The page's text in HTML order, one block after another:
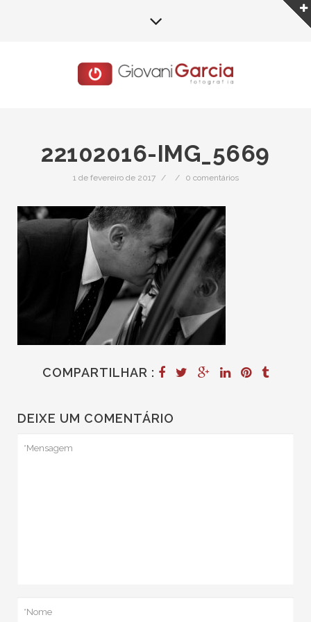
22102016-IMG_5669
1 de fevereiro de 2017 / / 0 comentários
COMPARTILHAR :
DEIXE UM COMENTÁRIO